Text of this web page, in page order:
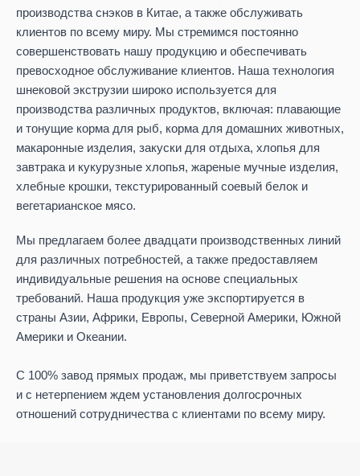
производства снэков в Китае, а также обслуживать
клиентов по всему миру. Мы стремимся постоянно
совершенствовать нашу продукцию и обеспечивать
превосходное обслуживание клиентов. Наша технология
шнековой экструзии широко используется для
производства различных продуктов, включая: плавающие
и тонущие корма для рыб, корма для домашних животных,
макаронные изделия, закуски для отдыха, хлопья для
завтрака и кукурузные хлопья, жареные мучные изделия,
хлебные крошки, текстурированный соевый белок и
вегетарианское мясо.
Мы предлагаем более двадцати производственных линий
для различных потребностей, а также предоставляем
индивидуальные решения на основе специальных
требований. Наша продукция уже экспортируется в
страны Азии, Африки, Европы, Северной Америки, Южной
Америки и Океании.
С 100% завод прямых продаж, мы приветствуем запросы
и с нетерпением ждем установления долгосрочных
отношений сотрудничества с клиентами по всему миру.